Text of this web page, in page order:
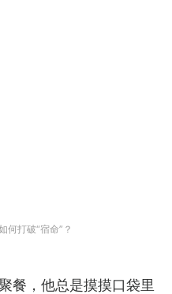
何打破“宿命”？
餐，他总是摸摸口袋里